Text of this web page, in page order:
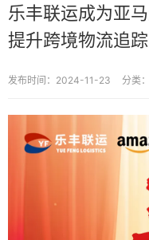
乐丰联运成为亚
提升跨境物流追踪
发布时间：2024-11-23 分类：